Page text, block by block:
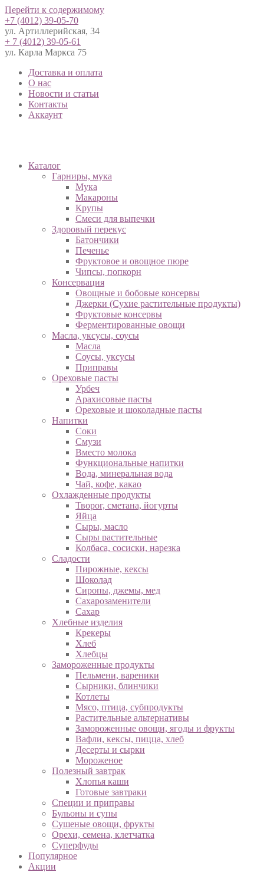
Перейти к содержимому
+7 (4012) 39-05-70
ул. Артиллерийская, 34
+ 7 (4012) 39-05-61
ул. Карла Маркса 75
Доставка и оплата
О нас
Новости и статьи
Контакты
Аккаунт
Каталог
Гарниры, мука
Мука
Макароны
Крупы
Смеси для выпечки
Здоровый перекус
Батончики
Печенье
Фруктовое и овощное пюре
Чипсы, попкорн
Консервация
Овощные и бобовые консервы
Джерки (Сухие растительные продукты)
Фруктовые консервы
Ферментированные овощи
Масла, уксусы, соусы
Масла
Соусы, уксусы
Приправы
Ореховые пасты
Урбеч
Арахисовые пасты
Ореховые и шоколадные пасты
Напитки
Соки
Смузи
Вместо молока
Функциональные напитки
Вода, минеральная вода
Чай, кофе, какао
Охлажденные продукты
Творог, сметана, йогурты
Яйца
Сыры, масло
Сыры растительные
Колбаса, сосиски, нарезка
Сладости
Пирожные, кексы
Шоколад
Сиропы, джемы, мед
Сахарозаменители
Сахар
Хлебные изделия
Крекеры
Хлеб
Хлебцы
Замороженные продукты
Пельмени, вареники
Сырники, блинчики
Котлеты
Мясо, птица, субпродукты
Растительные альтернативы
Замороженные овощи, ягоды и фрукты
Вафли, кексы, пицца, хлеб
Десерты и сырки
Мороженое
Полезный завтрак
Хлопья каши
Готовые завтраки
Специи и приправы
Бульоны и супы
Сушеные овощи, фрукты
Орехи, семена, клетчатка
Суперфуды
Популярное
Акции